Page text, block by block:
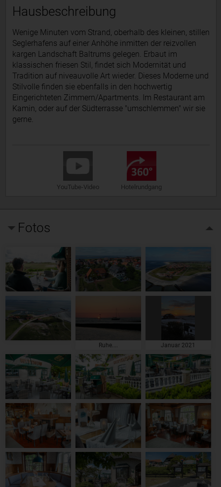
Hausbeschreibung
Wenige Minuten vom Strand, oberhalb des kleinen, stillen
Seglerhafens auf einer Anhöhe inmitten der reizvollen
kargen Landschaft Baltrums gelegen. Erbaut im
klassischen friesen Stil, findet sich Modernität und
Tradition auf niveauvolle Art wieder. Dieses Moderne und
Stilvolle finden sie ebenfalls in den hochwertig
Eingerichteten Zimmern/Apartments. Im Restaurant am
Kamin, oder auf der Südterrasse "umschlemmen" wir sie
gerne.
YouTube-Video Hotelrundgang
Fotos
Ruhe.... Januar 2021